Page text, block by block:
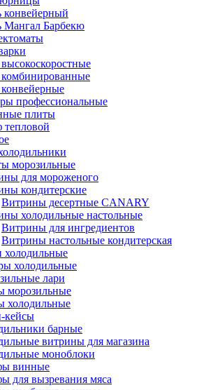
конвейерный
Мангал Барбекю
профессиональные
плиты
морозильные
для мороженого
кондитерские
Витрины десертные CANARY
холодильные настольные
Витрины для ингредиентов
Витрины настольные кондитерская
холодильные
холодильные
лари
морозильные
холодильные
кейсы
барные
витрины для магазина
моноблоки
винные
для вызревания мяса